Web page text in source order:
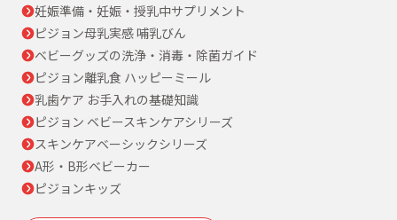
妊娠準備・妊娠・授乳中サプリメント
ピジョン母乳実感 哺乳びん
ベビーグッズの洗浄・消毒・除菌ガイド
ピジョン離乳食 ハッピーミール
乳歯ケア お手入れの基礎知識
ピジョン ベビースキンケアシリーズ
スキンケアベーシックシリーズ
A形・B形ベビーカー
ピジョンキッズ